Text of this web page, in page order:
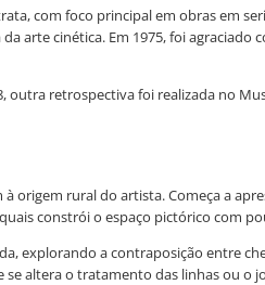
com foco principal em obras em
arte cinética. Em 1975, foi agraciado
outra retrospectiva foi realizada no
origem rural do artista. Começa a
constrói o espaço pictórico com
explorando a contraposição entre
se altera o tratamento das linhas ou o